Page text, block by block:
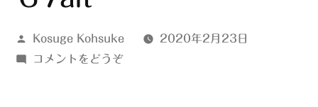
投
稿
Kosuge Kohsuke
2020年2月23日
コメントをどうぞ(Ｇ